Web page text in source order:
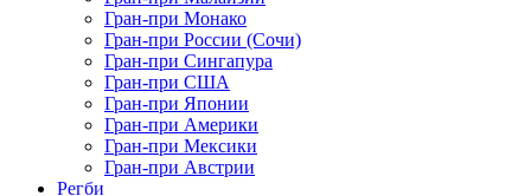
Гран-при Монако
Гран-при России (Сочи)
Гран-при Сингапура
Гран-при США
Гран-при Японии
Гран-при Америки
Гран-при Мексики
Гран-при Австрии
Регби